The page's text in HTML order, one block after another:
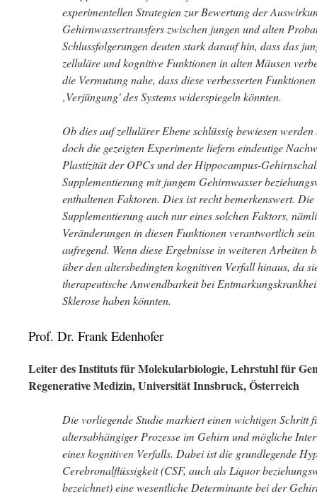
experimentellen Strategien zur Bewertung der
Gehirnwassertransfers zwischen jungen und alten
Schlussfolgerungen deuten stark darauf hin, dass das
zelluläre und kognitive Funktionen in alten Mäusen
die Vermutung nahe, dass diese verbesserten
‚Verjüngung' des Systems widerspiegeln könnten.
Ob dies auf zellulärer Ebene schlüssig bewiesen
doch die gezeigten Experimente liefern eindeutige
Plastizität der OPCs und der Hippocampus-
Supplementierung mit jungem Gehirnwasser
enthaltenen Faktoren. Dies ist recht bemerkenswert. Die
Supplementierung auch nur eines solchen Faktors,
Veränderungen in diesen Funktionen verantwortlich
aufregend. Wenn diese Ergebnisse in weiteren Arbeiten
über den altersbedingten kognitiven Verfall hinaus, da
therapeutische Anwendbarkeit bei
Sklerose haben könnten.
Prof. Dr. Frank Edenhofer
Leiter des Instituts für Molekularbiologie, Lehrstuhl für
Regenerative Medizin, Universität Innsbruck, Österreich
Die vorliegende Studie markiert einen wichtigen Schritt
altersabhängiger Prozesse im Gehirn und mögliche
eines kognitiven Verfalls. Dabei ist die grundlegende
Cerebronalflüssigkeit (CSF, auch als Liquor
bezeichnet) eine wesentliche Determinante bei der